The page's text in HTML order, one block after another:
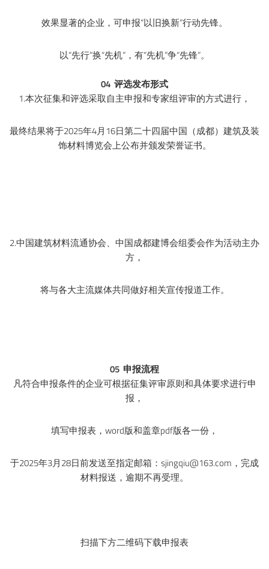
效果显著的企业，可申报“以旧换新”行动先锋。
以“先行”换“先机”，有“先机”争“先锋”。
04 评选发布形式
1.本次征集和评选采取自主申报和专家组评审的方式进行，
最终结果将于2025年4月16日第二十四届中国（成都）建筑及装
饰材料博览会上公布并颁发荣誉证书。
2.中国建筑材料流通协会、中国成都建博会组委会作为活动主办
方，
将与各大主流媒体共同做好相关宣传报道工作。
05 申报流程
凡符合申报条件的企业可根据征集评审原则和具体要求进行申
报，
填写申报表，word版和盖章pdf版各一份，
于2025年3月28日前发送至指定邮箱：sjingqiu@163.com，完成
材料报送，逾期不再受理。
扫描下方二维码下载申报表